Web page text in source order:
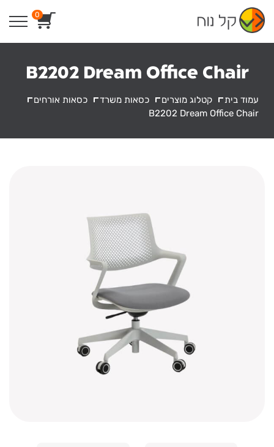
content
0
B2202 Dream Office Chair
עמוד בית קטלוג מוצרים כסאות משרד
כסאות אורחים
B2202 Dream Office Chair